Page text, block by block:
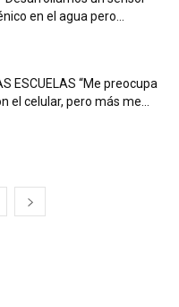
en el agua pero...
ESCUELAS “Me preocupa
el celular, pero más me...